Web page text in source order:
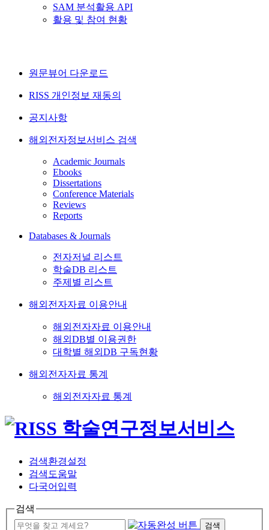
SAM 분석활용 API
활용 및 참여 현황
원문뷰어 다운로드
RISS 개인정보 재동의
공지사항
해외전자정보서비스 검색
Academic Journals
Ebooks
Dissertations
Conference Materials
Reviews
Reports
Databases & Journals
전자저널 리스트
학술DB 리스트
주제별 리스트
해외전자자료 이용안내
해외전자자료 이용안내
해외DB별 이용권한
대학별 해외DB 구독현황
해외전자자료 통계
해외전자자료 통계
검색환경설정
검색도움말
다국어입력
검색
검색